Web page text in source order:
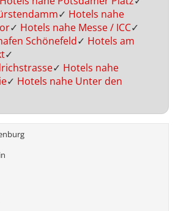
✓ Hotels nahe
✓ Hotels nahe Messe / ICC✓
Schönefeld✓ Hotels am
✓
✓ Hotels nahe
✓ Hotels nahe Unter den